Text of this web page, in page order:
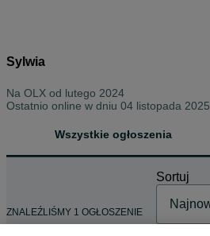
Sylwia
Na OLX od lutego 2024
Ostatnio online w dniu 04 listopada 2025
Wszystkie ogłoszenia
ZNALEŹLIŚMY 1 OGŁOSZENIE
Sortuj